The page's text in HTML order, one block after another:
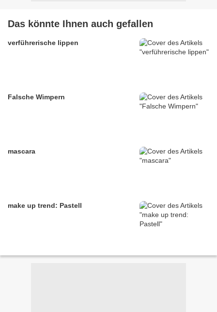
Das könnte Ihnen auch gefallen
verführerische lippen
Falsche Wimpern
mascara
make up trend: Pastell